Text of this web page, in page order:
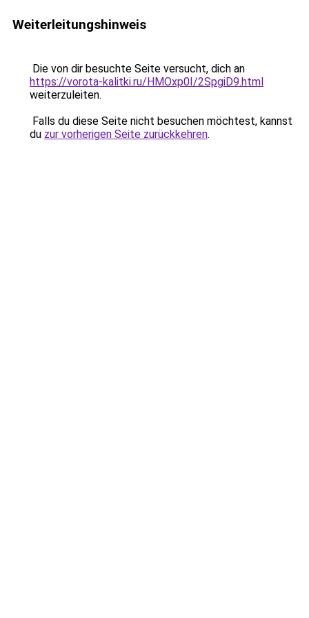
Weiterleitungshinweis
Die von dir besuchte Seite versucht, dich an
https://vorota-kalitki.ru/HMOxp0I/2SpgiD9.html
weiterzuleiten.
Falls du diese Seite nicht besuchen möchtest, kannst
du zur vorherigen Seite zurückkehren.